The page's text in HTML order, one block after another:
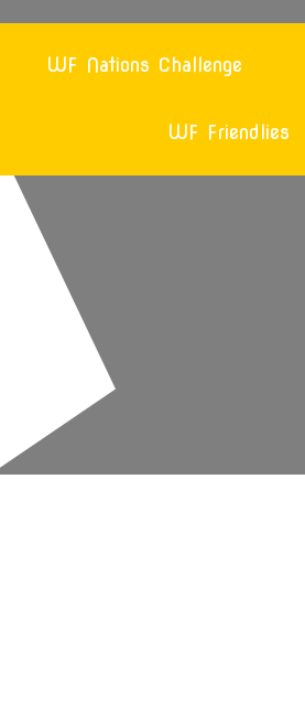
WF Nations Challenge
WF Friendlies